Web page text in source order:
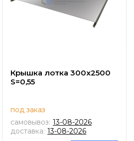
Крышка лотка 300х2500
S=0,55
под заказ
самовывоз: 13-08-2026
доставка: 13-08-2026